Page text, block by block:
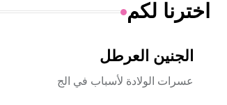
اخترنا لكم
الجنين العرطل
عسرات الولادة لأسباب في الج